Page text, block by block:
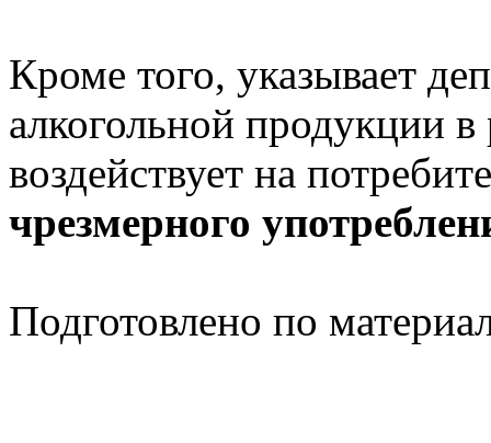
Кроме того, указывает
алкогольной продукции в
воздействует на
чрезмерного
Подготовлено по